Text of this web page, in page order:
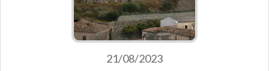
21/08/2023